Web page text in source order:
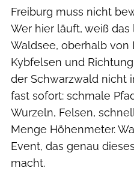
Freiburg muss nicht
Wer hier läuft, weiß
Waldsee, oberhalb von
Kybfelsen und
der Schwarzwald nicht
fast sofort: schmale
Wurzeln, Felsen,
Menge Höhenmeter.
Event, das genau
macht.